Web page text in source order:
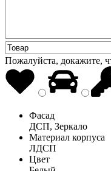
Пожалуйста, докажите,
Фасад
ДСП, Зеркало
Материал корпуса
ЛДСП
Цвет